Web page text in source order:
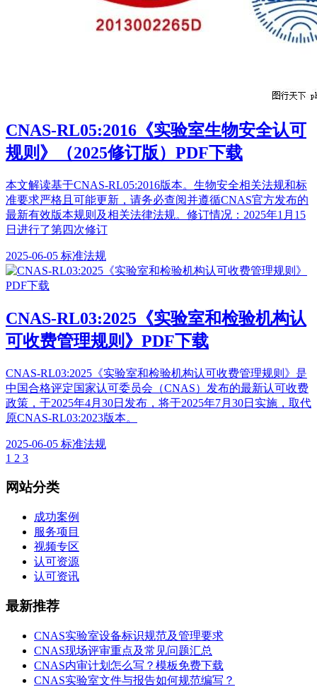
CNAS-RL05:2016《实验室生物安全认可
规则》（2025修订版）PDF下载
本文解读基于CNAS-RL05:2016版本。生物安全相关法规和标
准要求严格且可能更新，请务必查阅并遵循CNAS官方发布的
最新有效版本规则及相关法律法规。修订情况：2025年1月15
日进行了第四次修订
2025-06-05 标准法规
CNAS-RL03:2025《实验室和检验机构认
可收费管理规则》PDF下载
CNAS-RL03:2025《实验室和检验机构认可收费管理规则》是
中国合格评定国家认可委员会（CNAS）发布的最新认可收费
政策，于2025年4月30日发布，将于2025年7月30日实施，取代
原CNAS-RL03:2023版本。
2025-06-05 标准法规
1 2 3
网站分类
成功案例
服务项目
视频专区
认可资源
认可资讯
最新推荐
CNAS实验室设备标识规范及管理要求
CNAS现场评审重点及常见问题汇总
CNAS内审计划怎么写？模板免费下载
CNAS实验室文件与报告如何规范编写？